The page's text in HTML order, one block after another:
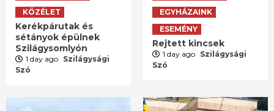
KÖZÉLET
Kerékpárutak és
sétányok épülnek
Szilágysomlyón
1 day ago Szilágysági
Szó
EGYHÁZAINK
ESEMÉNY
Rejtett kincsek
1 day ago Szilágysági
Szó